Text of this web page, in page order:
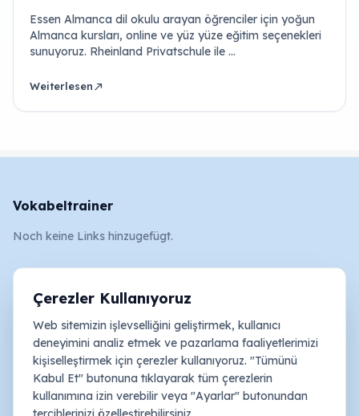
Essen Almanca dil okulu arayan öğrenciler için yoğun
Almanca kursları, online ve yüz yüze eğitim seçenekleri
sunuyoruz. Rheinland Privatschule ile …
Weiterlesennorth_east
Vokabeltrainer
Noch keine Links hinzugefügt.
Impressum
Datenschutz und Cookies
Sosyal Medya
Çerezler Kullanıyoruz
Web sitemizin işlevselliğini geliştirmek, kullanıcı
deneyimini analiz etmek ve pazarlama faaliyetlerimizi
kişiselleştirmek için çerezler kullanıyoruz. "Tümünü
Kabul Et" butonuna tıklayarak tüm çerezlerin
kullanımına izin verebilir veya "Ayarlar" butonundan